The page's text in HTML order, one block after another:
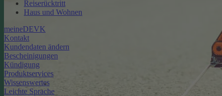
Reiserücktritt
Haus und Wohnen
meineDEVK
Kontakt
Kundendaten ändern
Bescheinigungen
Kündigung
Produktservices
Wissenswertes
Leichte Sprache